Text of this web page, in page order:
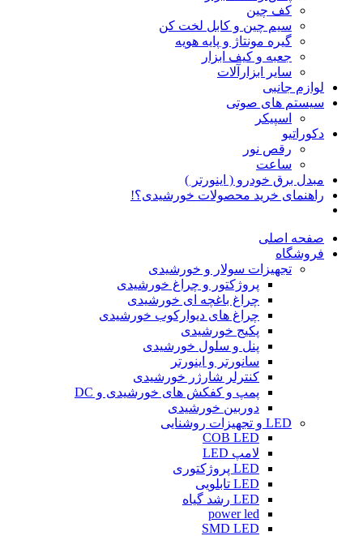
کف چین
سیم چین و کابل لخت کن
گیره مونتاژ و پایه هویه
جعبه و کیف ابزار
سایر ابزارآلات
لوازم جانبی
سیستم های صوتی
اسپیکر
دکوراتیو
رقص نور
ساعت
مبدل برق خودرو ( اینورتر )
راهنمای خرید محصولات خورشیدی؟!
صفحه اصلی
فروشگاه
تجهیزات سولار و خورشیدی
پروژکتور و چراغ خورشیدی
چراغ باغچه ای خورشیدی
چراغ های دیوارکوب خورشیدی
پکیج خورشیدی
پنل و سلول خورشیدی
سانورتر و اینورتر
کنترلر شارژر خورشیدی
پمپ و کفکش های خورشیدی و DC
دوربین خورشیدی
LED و تجهیزات روشنایی
COB LED
لامپ LED
LED پروژکتوری
LED تابلویی
LED رشد گیاه
power led
SMD LED